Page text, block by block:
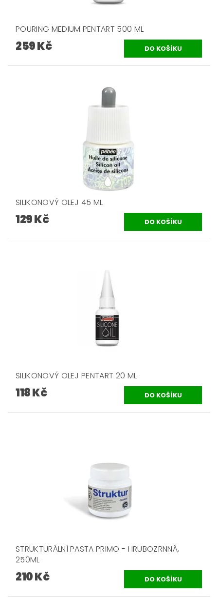
POURING MEDIUM PENTART 500 ML
259 Kč
SILIKONOVÝ OLEJ 45 ML
129 Kč
SILIKONOVÝ OLEJ PENTART 20 ML
118 Kč
STRUKTURÁLNÍ PASTA PRIMO - HRUBOZRNNÁ,
250ML
210 Kč